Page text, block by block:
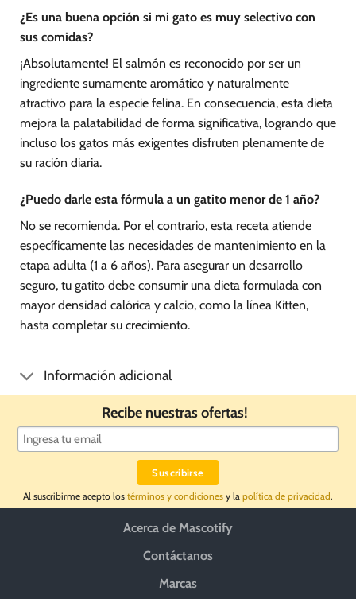
¿Es una buena opción si mi gato es muy selectivo con
sus comidas?
¡Absolutamente! El salmón es reconocido por ser un
ingrediente sumamente aromático y naturalmente
atractivo para la especie felina. En consecuencia, esta dieta
mejora la palatabilidad de forma significativa, logrando que
incluso los gatos más exigentes disfruten plenamente de
su ración diaria.
¿Puedo darle esta fórmula a un gatito menor de 1 año?
No se recomienda. Por el contrario, esta receta atiende
específicamente las necesidades de mantenimiento en la
etapa adulta (1 a 6 años). Para asegurar un desarrollo
seguro, tu gatito debe consumir una dieta formulada con
mayor densidad calórica y calcio, como la línea Kitten,
hasta completar su crecimiento.
Información adicional
Recibe nuestras ofertas!
Al suscribirme acepto los términos y condiciones y la política de privacidad.
Acerca de Mascotify
Contáctanos
Marcas